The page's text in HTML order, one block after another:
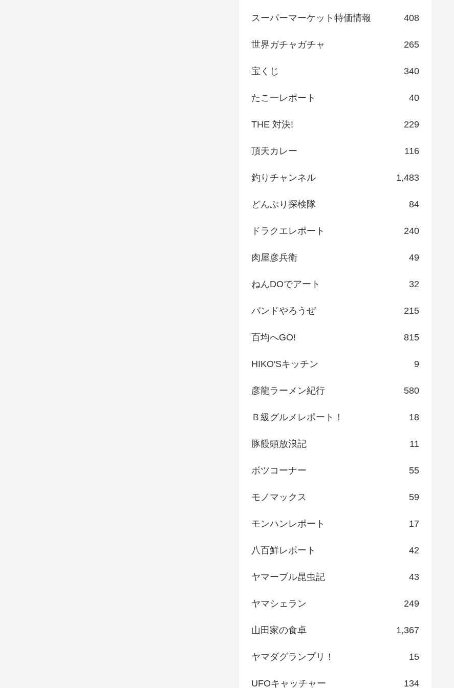
スーパーマーケット特価情報 408
世界ガチャガチャ 265
宝くじ 340
たこ一レポート 40
THE 対決! 229
頂天カレー 116
釣りチャンネル 1,483
どんぶり探検隊 84
ドラクエレポート 240
肉屋彦兵衛 49
ねんDOでアート 32
バンドやろうぜ 215
百均へGO! 815
HIKO'Sキッチン 9
彦龍ラーメン紀行 580
Ｂ級グルメレポート！ 18
豚饅頭放浪記 11
ボツコーナー 55
モノマックス 59
モンハンレポート 17
八百鮮レポート 42
ヤマーブル昆虫記 43
ヤマシェラン 249
山田家の食卓 1,367
ヤマダグランプリ！ 15
UFOキャッチャー 134